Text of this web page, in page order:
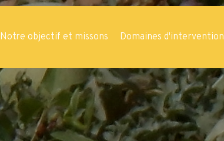
Notre objectif et missons Domaines d'intervention